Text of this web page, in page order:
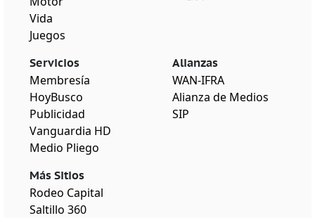
Vida
Juegos
Servicios
Membresía
HoyBusco
Publicidad
Vanguardia HD
Medio Pliego
Más Sitios
Rodeo Capital
Saltillo 360
Alianzas
WAN-IFRA
Alianza de Medios
SIP